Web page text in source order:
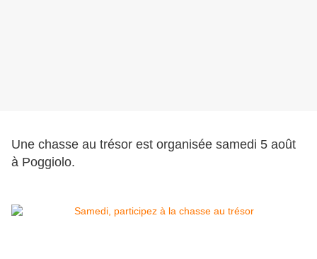
Une chasse au trésor est organisée samedi 5 août
à Poggiolo.